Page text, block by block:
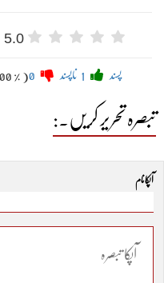
5.0
پسند ناپسند % )
تبصرہ تحریر کریں۔:
آپکا نام